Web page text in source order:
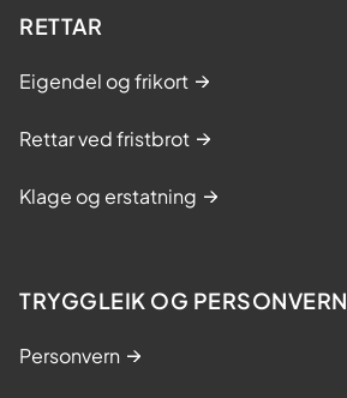
RETTAR
Eigendel og frikort
Rettar ved fristbrot
Klage og erstatning
TRYGGLEIK OG PERSONVERN
Personvern